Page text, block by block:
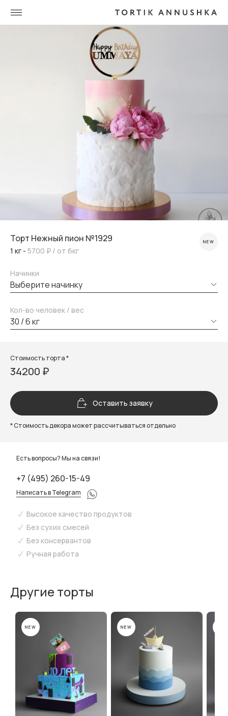
Торт Нежный пион №1929
1 кг - 5700 ₽ / от 6кг
NEW
Начинки
выберите начинку
Кол-во человек / вес
30 / 6 кг
Стоимость торта *
34200 ₽
Оставить заявку
* Стоимость декора может рассчитываться отдельно
Есть вопросы? Мы на связи!
+7 (495) 260-15-49
Написать в Telegram
Высокое качество продуктов
Без сухих смесей
Без консервантов
Ручная работа
Другие торты
NEW NEW